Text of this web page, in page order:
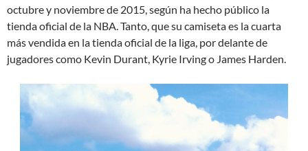
octubre y noviembre de 2015, según ha hecho público la
tienda oficial de la NBA. Tanto, que su camiseta es la cuarta
más vendida en la tienda oficial de la liga, por delante de
jugadores como Kevin Durant, Kyrie Irving o James Harden.